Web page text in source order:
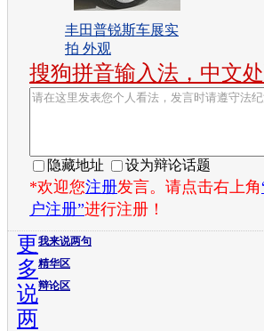
丰田普锐斯车展实
拍 外观
搜狗拼音输入法，中文
隐藏地址 设为辩论话题
*欢迎您注册发言。请点击右上角
户注册”进行注册！
我来说两句
精华区
辩论区
更
多
说
两